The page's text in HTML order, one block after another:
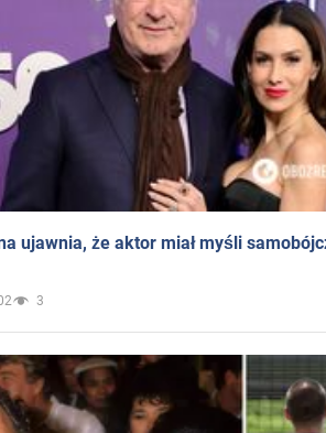
ujawnia, że aktor miał myśli
3